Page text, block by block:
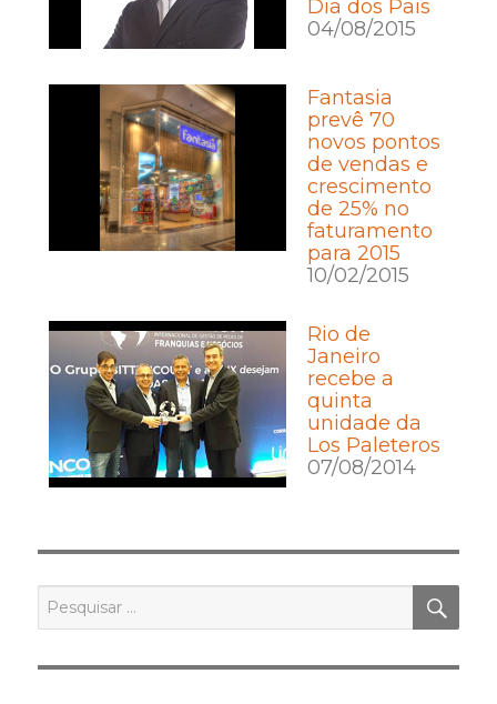
Dia dos Pais
04/08/2015
Fantasia
prevê 70
novos pontos
de vendas e
crescimento
de 25% no
faturamento
para 2015
10/02/2015
Rio de
Janeiro
recebe a
quinta
unidade da
Los Paleteros
07/08/2014
por: